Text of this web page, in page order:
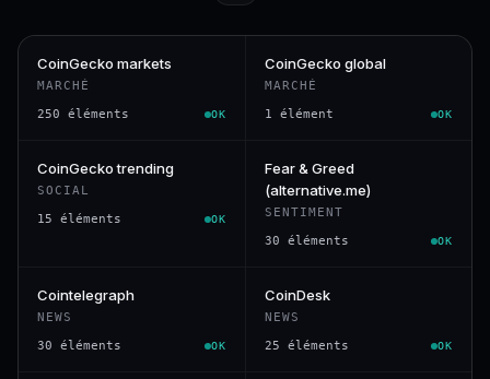
CoinGecko markets
MARCHÉ
250 éléments OK
CoinGecko global
MARCHÉ
1 élément OK
CoinGecko trending
SOCIAL
15 éléments OK
Fear & Greed
(alternative.me)
SENTIMENT
30 éléments OK
Cointelegraph
NEWS
30 éléments OK
CoinDesk
NEWS
25 éléments OK